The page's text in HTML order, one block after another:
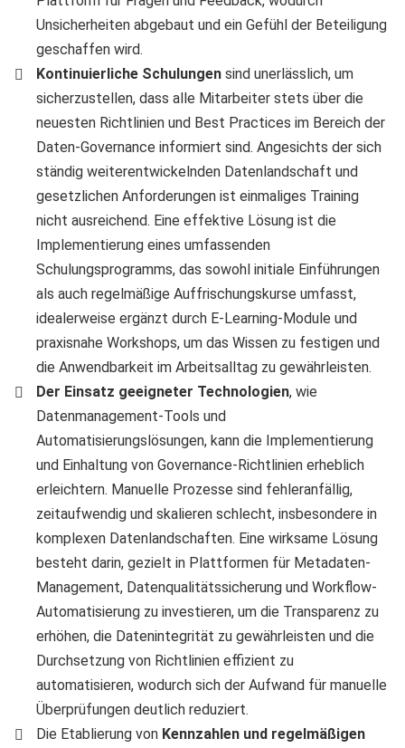
Unsicherheiten abgebaut und ein Gefühl der Beteiligung
geschaffen wird.
Kontinuierliche Schulungen sind unerlässlich, um
sicherzustellen, dass alle Mitarbeiter stets über die
neuesten Richtlinien und Best Practices im Bereich der
Daten-Governance informiert sind. Angesichts der sich
ständig weiterentwickelnden Datenlandschaft und
gesetzlichen Anforderungen ist einmaliges Training
nicht ausreichend. Eine effektive Lösung ist die
Implementierung eines umfassenden
Schulungsprogramms, das sowohl initiale Einführungen
als auch regelmäßige Auffrischungskurse umfasst,
idealerweise ergänzt durch E-Learning-Module und
praxisnahe Workshops, um das Wissen zu festigen und
die Anwendbarkeit im Arbeitsalltag zu gewährleisten.
Der Einsatz geeigneter Technologien, wie
Datenmanagement-Tools und
Automatisierungslösungen, kann die Implementierung
und Einhaltung von Governance-Richtlinien erheblich
erleichtern. Manuelle Prozesse sind fehleranfällig,
zeitaufwendig und skalieren schlecht, insbesondere in
komplexen Datenlandschaften. Eine wirksame Lösung
besteht darin, gezielt in Plattformen für Metadaten-
Management, Datenqualitätssicherung und Workflow-
Automatisierung zu investieren, um die Transparenz zu
erhöhen, die Datenintegrität zu gewährleisten und die
Durchsetzung von Richtlinien effizient zu
automatisieren, wodurch sich der Aufwand für manuelle
Überprüfungen deutlich reduziert.
Die Etablierung von Kennzahlen und regelmäßigen